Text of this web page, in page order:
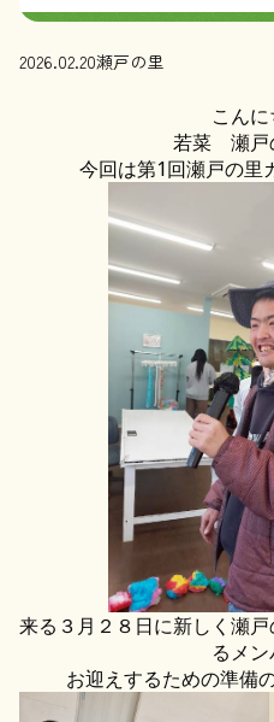
2026.02.20瀬戸の里
こんに
若菜 瀬戸
今回は第1回瀬戸の里
来る３月２８日に新しく瀬
るメ
お迎えするための準備